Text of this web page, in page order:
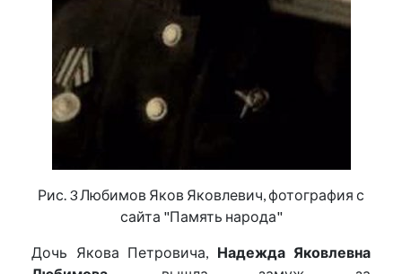
Рис. 3 Любимов Яков Яковлевич, фотография с
сайта "Память народа"
Дочь Якова Петровича, Надежда Яковлевна